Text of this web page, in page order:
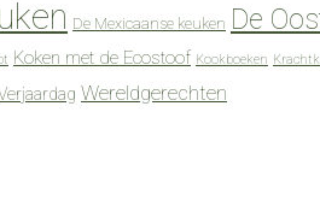
De Mexicaanse keuken De
Koken met de Ecostoof Kookboeken
Wereldgerechten